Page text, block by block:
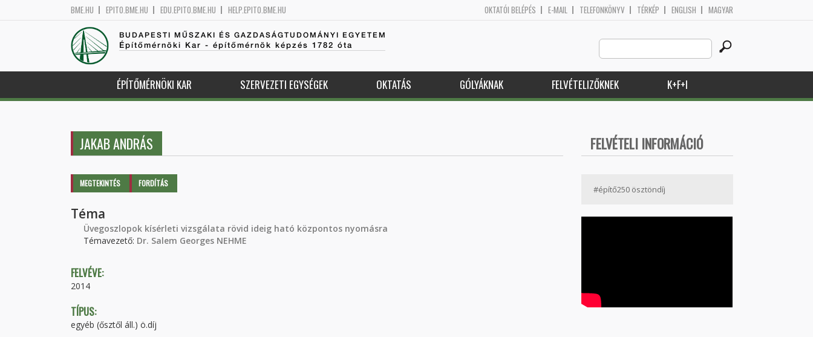
BME.HU EPITO.BME.HU EDU.EPITO.BME.HU HELP.EPITO.BME.HU OKTATÓI BELÉPÉS E-MAIL TELEFONKÖNYV TÉRKÉP ENGLISH MAGYAR
BUDAPESTI MŰSZAKI ÉS GAZDASÁGTUDOMÁNYI EGYETEM
Építőmérnöki Kar - építőmérnök képzés 1782 óta
Search
this
site
ÉPÍTŐMÉRNÖKI KAR SZERVEZETI EGYSÉGEK OKTATÁS GÓLYÁKNAK FELVÉTELIZŐKNEK K+F+I
JAKAB ANDRÁS
Elsődleges fülek
MEGTEKINTÉS (AKTÍVFORDÍTÁS
Téma
Üvegoszlopok kísérleti vizsgálata rövid ideig ható központos nyomásra
Témavezető: Dr. Salem Georges NEHME
FELVÉVE:
2014
TÍPUS:
egyéb (ősztől áll.) ö.díj
FELVÉTELI INFORMÁCIÓ
#építő250 ösztöndíj